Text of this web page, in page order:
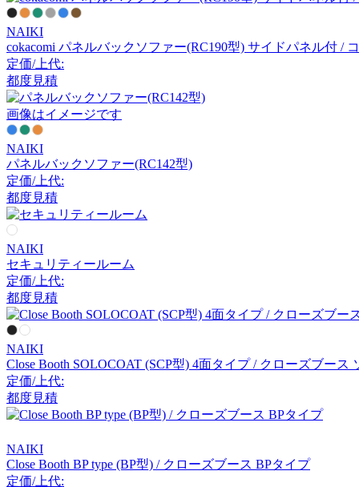
タック
TOKIO
UCHIDA
Vitra
Work Plus
ワークプラス
NAIKI
cokacomi パネルバックソファー(RC190型) サイドパネル付 /
定価/上代:
都度見積
画像はイメージです
NAIKI
パネルバックソファー(RC142型)
定価/上代:
都度見積
NAIKI
セキュリティールーム
定価/上代:
都度見積
NAIKI
Close Booth SOLOCOAT (SCP型) 4面タイプ / クローズブース
定価/上代:
都度見積
NAIKI
Close Booth BP type (BP型) / クローズブース BPタイプ
定価/上代: